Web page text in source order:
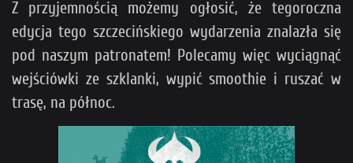
Z przyjemnością możemy ogłosić, że tegoroczna
edycja tego szczecińskiego wydarzenia znalazła się
pod naszym patronatem! Polecamy więc wyciągnąć
wejściówki ze szklanki, wypić smoothie i ruszać w
trasę, na północ.